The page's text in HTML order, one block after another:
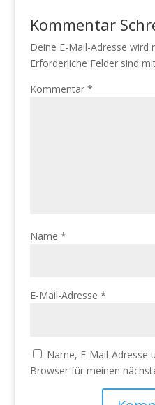
Kommentar
Deine E-Mail-Adresse wird
Erforderliche Felder sind
Kommentar *
Name *
E-Mail-Adresse *
Name, E-Mail-Adresse
Browser für meinen